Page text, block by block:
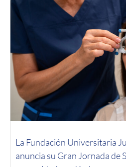
La Fundación Universitaria
anuncia su Gran Jornada de